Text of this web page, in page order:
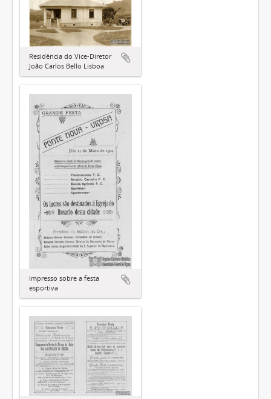
Residência do Vice-Diretor
João Carlos Bello Lisboa
Impresso sobre a festa
esportiva